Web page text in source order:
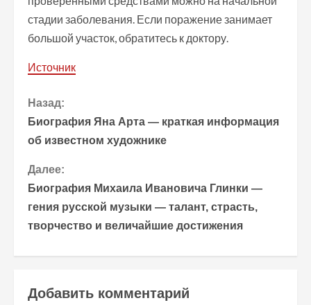
стадии заболевания. Если поражение занимает
большой участок, обратитесь к доктору.
Источник
П
р
о
д
о
л
Назад:
Биография Яна Арта — краткая информация
об известном художнике
Далее:
Биография Михаила Ивановича Глинки —
гения русской музыки — талант, страсть,
творчество и величайшие достижения
Добавить комментарий